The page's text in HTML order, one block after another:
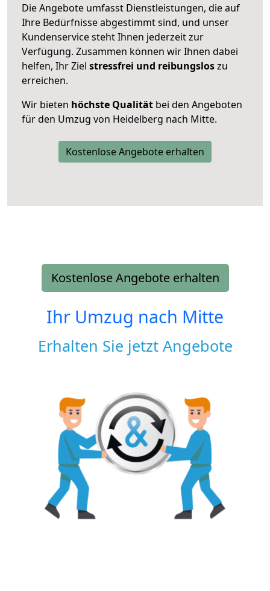
Die Angebote umfasst Dienstleistungen, die auf
Ihre Bedürfnisse abgestimmt sind, und unser
Kundenservice steht Ihnen jederzeit zur
Verfügung. Zusammen können wir Ihnen dabei
helfen, Ihr Ziel stressfrei und reibungsloszu
erreichen.
Wir bieten höchste Qualität bei den Angeboten
für den Umzug von Heidelberg nach Mitte.
Kostenlose Angebote erhalten
Kostenlose Angebote erhalten
Ihr Umzug nach Mitte
Erhalten Sie jetzt Angebote